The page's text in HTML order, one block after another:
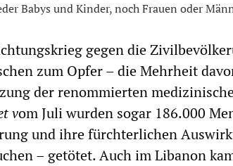
Babys und Kinder, noch Frauen oder
gegen die
zum Opfer – die Mehrheit
der renommierten
vom Juli wurden sogar 186.000
und ihre fürchterlichen
– getötet. Auch im Libanon